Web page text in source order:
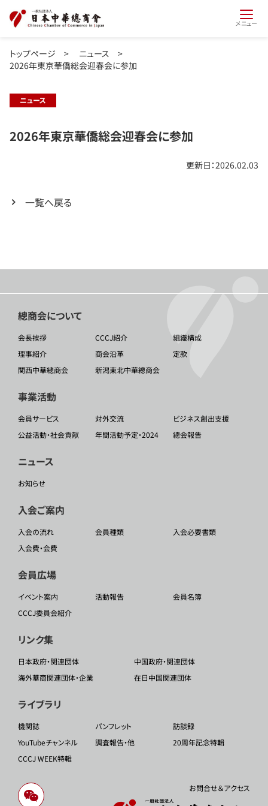
メニュー
トップページ > ニュース >
2026年東京華僑総会迎春会に参加
ニュース
2026年東京華僑総会迎春会に参加
更新日：2026.02.03
一覧へ戻る
總商会について
会長挨拶 CCCJ紹介
組織構成
理事紹介
商会沿革
定款
関西中華總商会
新潟東北中華總商会
事業活動
会員サービス 対外交流
ビジネス創出支援
公益活動・社会貢献
年間活動予定・2024 總会報告
ニュース
お知らせ
入会ご案内
入会の流れ 会員種類
入会必要書類
入会費・会費
会員広場
イベント案内 活動報告
会員名簿
CCCJ委員会紹介
リンク集
日本政府・関連団体
中国政府・関連団体
海外華商関連団体・企業
在日中国関連団体
ライブラリ
機関誌 パンフレット
訪談録
YouTubeチャンネル
調査報告・他
20周年記念特輯
CCCJ WEEK特輯
お問合せ＆アクセス